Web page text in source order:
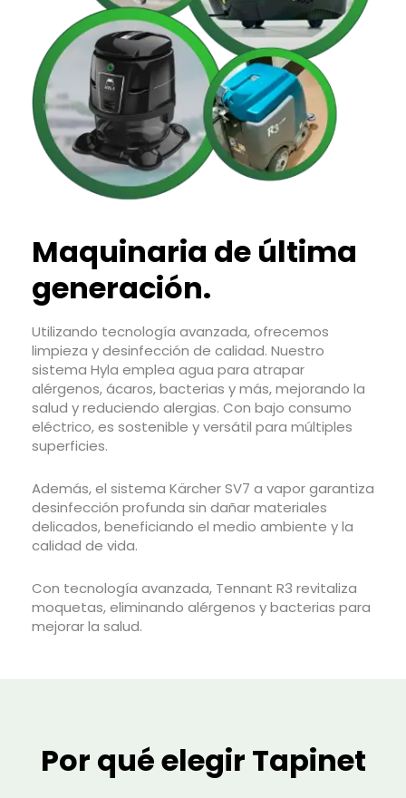
Maquinaria de última
generación.
Utilizando tecnología avanzada, ofrecemos
limpieza y desinfección de calidad. Nuestro
sistema Hyla emplea agua para atrapar
alérgenos, ácaros, bacterias y más, mejorando la
salud y reduciendo alergias. Con bajo consumo
eléctrico, es sostenible y versátil para múltiples
superficies.
Además, el sistema Kärcher SV7 a vapor garantiza
desinfección profunda sin dañar materiales
delicados, beneficiando el medio ambiente y la
calidad de vida.
Con tecnología avanzada, Tennant R3 revitaliza
moquetas, eliminando alérgenos y bacterias para
mejorar la salud.
Por qué elegir Tapinet